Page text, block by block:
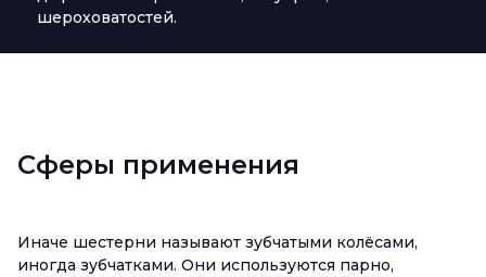
шероховатостей.
Сферы применения
Иначе шестерни называют зубчатыми колёсами,
иногда зубчатками. Они используются парно,